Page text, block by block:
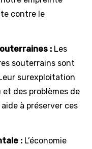
contre le
: Les
souterrains sont
surexploitation
des problèmes de
aide à préserver ces
: L’économie